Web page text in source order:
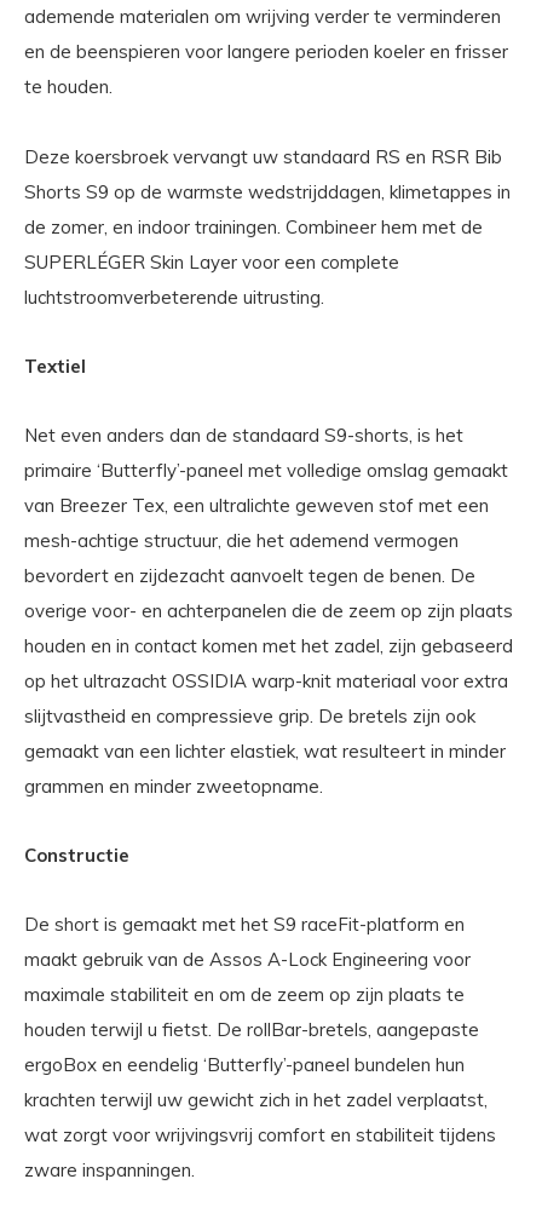
ademende materialen om wrijving verder te verminderen
en de beenspieren voor langere perioden koeler en frisser
te houden.
Deze koersbroek vervangt uw standaard RS en RSR Bib
Shorts S9 op de warmste wedstrijddagen, klimetappes in
de zomer, en indoor trainingen. Combineer hem met de
SUPERLÉGER Skin Layer voor een complete
luchtstroomverbeterende uitrusting.
Textiel
Net even anders dan de standaard S9-shorts, is het
primaire ‘Butterfly’-paneel met volledige omslag gemaakt
van Breezer Tex, een ultralichte geweven stof met een
mesh-achtige structuur, die het ademend vermogen
bevordert en zijdezacht aanvoelt tegen de benen. De
overige voor- en achterpanelen die de zeem op zijn plaats
houden en in contact komen met het zadel, zijn gebaseerd
op het ultrazacht OSSIDIA warp-knit materiaal voor extra
slijtvastheid en compressieve grip. De bretels zijn ook
gemaakt van een lichter elastiek, wat resulteert in minder
grammen en minder zweetopname.
Constructie
De short is gemaakt met het S9 raceFit-platform en
maakt gebruik van de Assos A-Lock Engineering voor
maximale stabiliteit en om de zeem op zijn plaats te
houden terwijl u fietst. De rollBar-bretels, aangepaste
ergoBox en eendelig ‘Butterfly’-paneel bundelen hun
krachten terwijl uw gewicht zich in het zadel verplaatst,
wat zorgt voor wrijvingsvrij comfort en stabiliteit tijdens
zware inspanningen.